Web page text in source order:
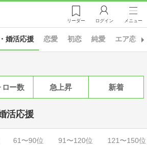
リーダー ログイン メニュー
恋愛 初恋 純愛 エア恋愛
婚活応援
ロー数 急上昇 新着
活応援
61〜90位 91〜120位 121〜150位